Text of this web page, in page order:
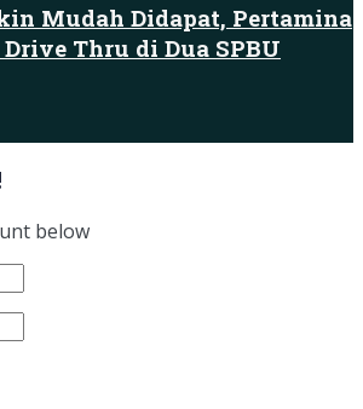
Mudah Didapat, Pertamina
Thru di Dua SPBU
below